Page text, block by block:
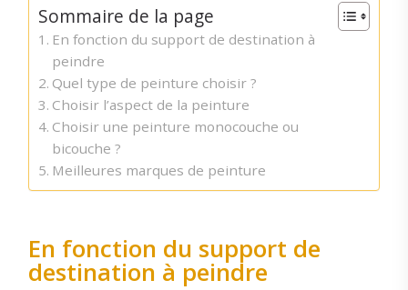
Sommaire de la page
En fonction du support de destination à
peindre
Quel type de peinture choisir ?
Choisir l’aspect de la peinture
Choisir une peinture monocouche ou
bicouche ?
Meilleures marques de peinture
En fonction du support de
destination à peindre